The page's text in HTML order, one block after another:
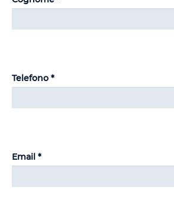
Telefono *
Email *